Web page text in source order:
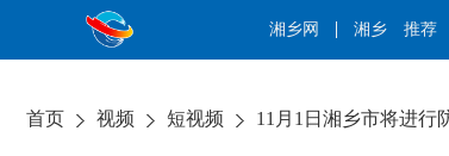
湘乡网 湘乡 推荐
首页 视频 短视频 11月1日湘乡市将进行